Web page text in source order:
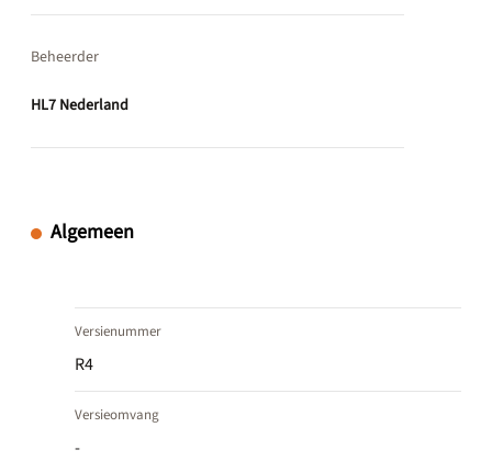
Beheerder
HL7 Nederland
Algemeen
Versienummer
R4
Versieomvang
-